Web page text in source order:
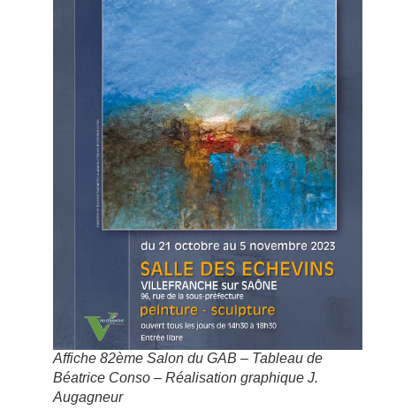
Affiche 82ème Salon du GAB – Tableau de
Béatrice Conso – Réalisation graphique J.
Augagneur